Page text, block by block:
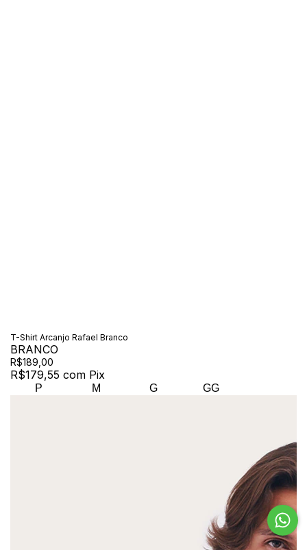
T-Shirt Arcanjo Rafael Branco
BRANCO
R$189,00
R$179,55 com Pix
P M G GG